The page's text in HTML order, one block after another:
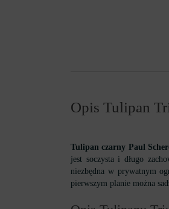
Opis Tulipan
Tulipan czarny Paul
jest soczysta i długo
niezbędna w prywatnym
pierwszym planie można